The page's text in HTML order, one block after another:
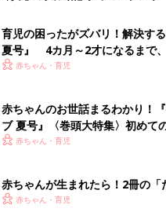
育児の困ったがズバリ！解決す
夏号』 4カ月～2才になるまで
いっぱい！
赤ちゃん・育児
赤ちゃんのお世話まるわかり！
ブ 夏号』〈巻頭大特集〉初めて
く！ おっぱい・ミルクの基本と
赤ちゃん・育児
赤ちゃんが生まれたら！2冊の「
赤ちゃん・育児